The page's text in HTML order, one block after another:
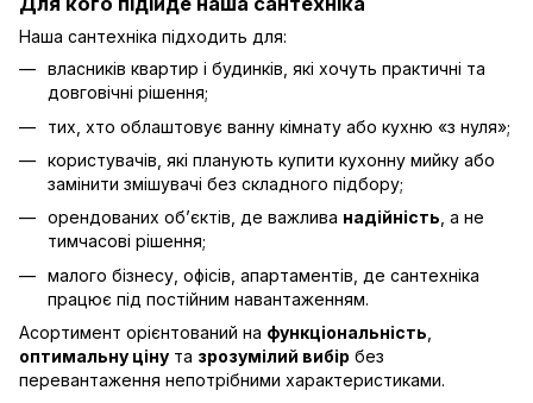
Наша сантехніка підходить для:
власників квартир і будинків, які хочуть практичні та
довговічні рішення;
тих, хто облаштовує ванну кімнату або кухню «з нуля»;
користувачів, які планують купити кухонну мийку або
замінити змішувачі без складного підбору;
орендованих об’єктів, де важлива надійність , а не
тимчасові рішення;
малого бізнесу, офісів, апартаментів, де сантехніка
працює під постійним навантаженням.
Асортимент орієнтований на функціональність
оптимальну ціну та зрозумілий вибір без
перевантаження непотрібними характеристиками.